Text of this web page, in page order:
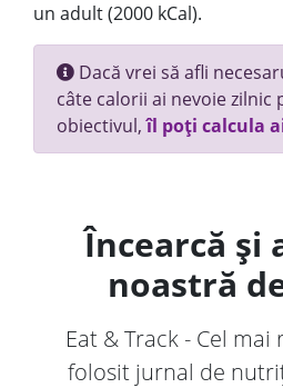
un adult (2000 kCal).
Dacă vrei să afli
câte calorii ai nevoie zilnic
obiectivul,îl poți calcula
Încearcă și
noastră
Eat & Track - Cel
folosit jurnal de